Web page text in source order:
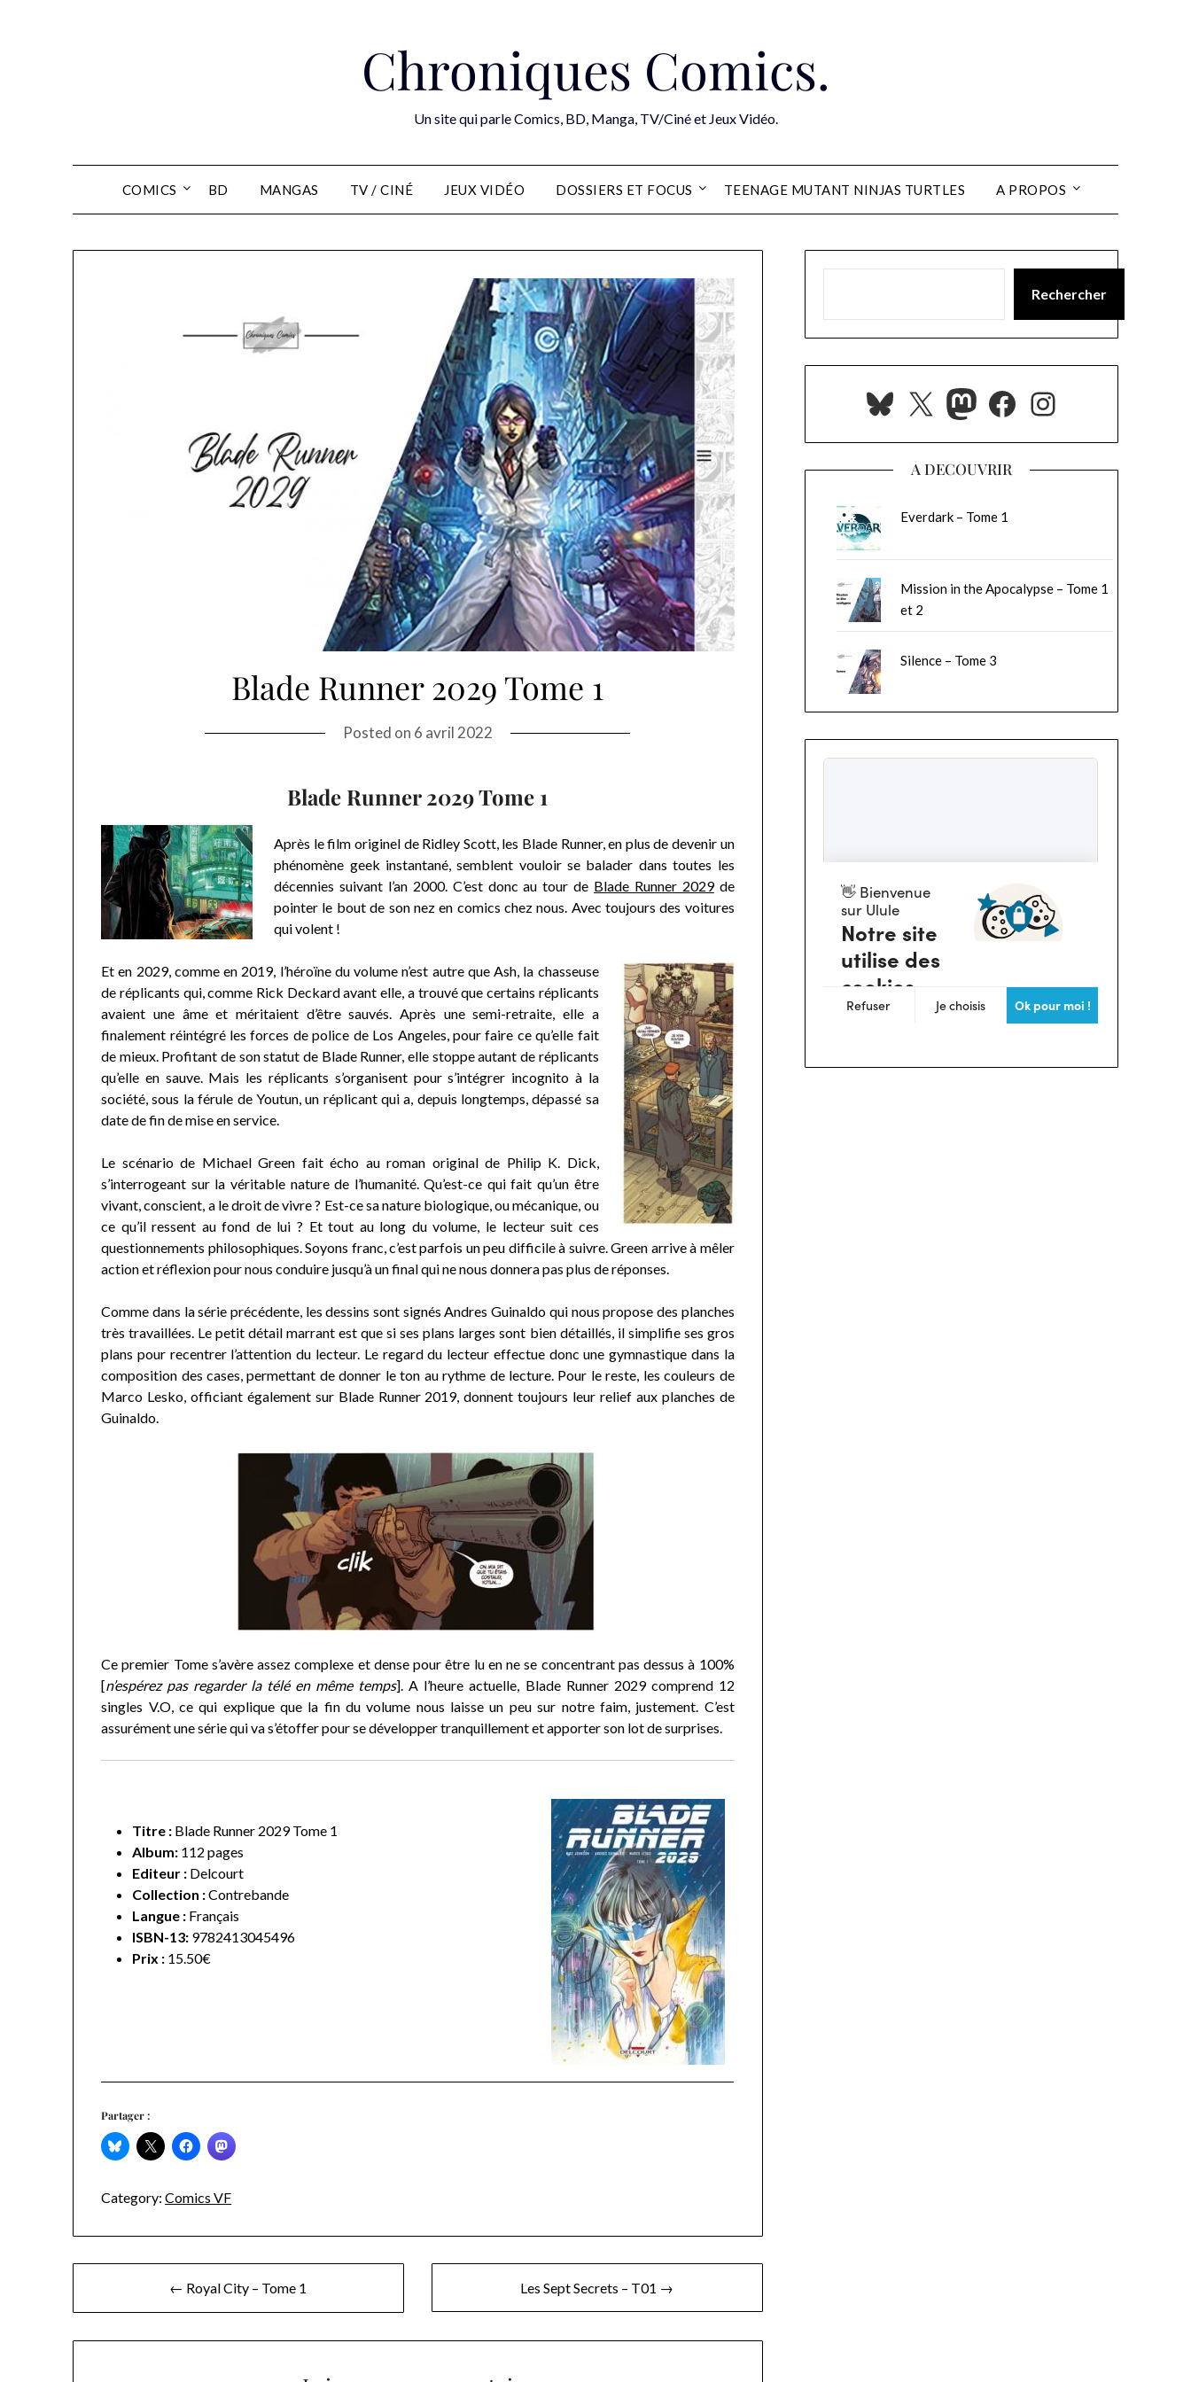
Chroniques Comics.
Un site qui parle Comics, BD, Manga, TV/Ciné et Jeux Vidéo.
COMICS BD MANGAS TV / CINÉ JEUX VIDÉO DOSSIERS ET FOCUS TEENAGE MUTANT NINJAS TURTLES A PROPOS
Blade Runner 2029 Tome 1
Posted on 6 avril 2022
Blade Runner 2029 Tome 1
Après le film originel de Ridley Scott, les Blade Runner, en plus de devenir un
phénomène geek instantané, semblent vouloir se balader dans toutes les
décennies suivant l’an 2000. C’est donc au tour de Blade Runner 2029de
pointer le bout de son nez en comics chez nous. Avec toujours des voitures
qui volent !
Et en 2029, comme en 2019, l’héroïne du volume n’est autre que Ash, la chasseuse
de réplicants qui, comme Rick Deckard avant elle, a trouvé que certains réplicants
avaient une âme et méritaient d’être sauvés. Après une semi-retraite, elle a
finalement réintégré les forces de police de Los Angeles, pour faire ce qu’elle fait
de mieux. Profitant de son statut de Blade Runner, elle stoppe autant de réplicants
qu’elle en sauve. Mais les réplicants s’organisent pour s’intégrer incognito à la
société, sous la férule de Youtun, un réplicant qui a, depuis longtemps, dépassé sa
date de fin de mise en service.
Le scénario de Michael Green fait écho au roman original de Philip K. Dick,
s’interrogeant sur la véritable nature de l’humanité. Qu’est-ce qui fait qu’un être
vivant, conscient, a le droit de vivre ? Est-ce sa nature biologique, ou mécanique, ou
ce qu’il ressent au fond de lui ? Et tout au long du volume, le lecteur suit ces
questionnements philosophiques. Soyons franc, c’est parfois un peu difficile à suivre. Green arrive à mêler
action et réflexion pour nous conduire jusqu’à un final qui ne nous donnera pas plus de réponses.
Comme dans la série précédente, les dessins sont signés Andres Guinaldo qui nous propose des planches
très travaillées. Le petit détail marrant est que si ses plans larges sont bien détaillés, il simplifie ses gros
plans pour recentrer l’attention du lecteur. Le regard du lecteur effectue donc une gymnastique dans la
composition des cases, permettant de donner le ton au rythme de lecture. Pour le reste, les couleurs de
Marco Lesko, officiant également sur Blade Runner 2019, donnent toujours leur relief aux planches de
Guinaldo.
Ce premier Tome s’avère assez complexe et dense pour être lu en ne se concentrant pas dessus à 100%
[n’espérez pas regarder la télé en même temps]. A l’heure actuelle, Blade Runner 2029 comprend 12
singles V.O, ce qui explique que la fin du volume nous laisse un peu sur notre faim, justement. C’est
assurément une série qui va s’étoffer pour se développer tranquillement et apporter son lot de surprises.
Titre : Blade Runner 2029 Tome 1
Album: 112 pages
Editeur : Delcourt
Collection :Contrebande
Langue : Français
ISBN-13: 9782413045496
Prix : 15.50€
Partager :
Category: Comics VF
de
l’article
← Royal City – Tome 1 Les Sept Secrets – T01 →
Rechercher
Bluesky
X Mastodon
Facebook
Instagram
A DECOUVRIR
Everdark – Tome 1
Mission in the Apocalypse – Tome 1
et 2
Silence – Tome 3